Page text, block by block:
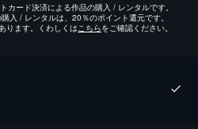
カード決済による作品の購入 / レンタルです。
入 / レンタルは、20％のポイント還元です。
ります。くわしくは こちらをご確認ください。